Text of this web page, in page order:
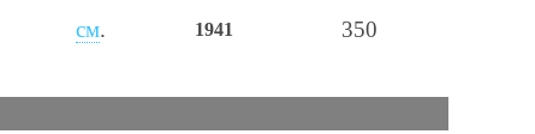
см. 1941
350